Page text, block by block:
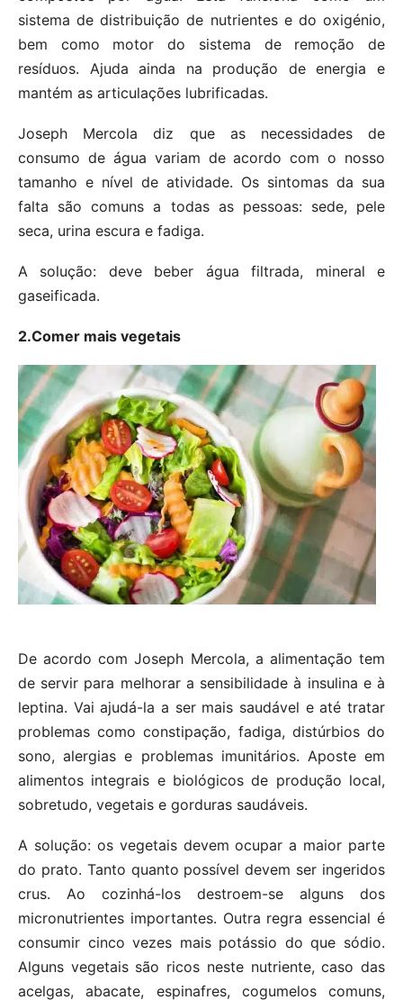
sistema de distribuição de nutrientes e do oxigénio,
bem como motor do sistema de remoção de
resíduos. Ajuda ainda na produção de energia e
mantém as articulações lubrificadas.
Joseph Mercola diz que as necessidades de
consumo de água variam de acordo com o nosso
tamanho e nível de atividade. Os sintomas da sua
falta são comuns a todas as pessoas: sede, pele
seca, urina escura e fadiga.
A solução: deve beber água filtrada, mineral e
gaseificada.
2.Comer mais vegetais
De acordo com Joseph Mercola, a alimentação tem
de servir para melhorar a sensibilidade à insulina e à
leptina. Vai ajudá-la a ser mais saudável e até tratar
problemas como constipação, fadiga, distúrbios do
sono, alergias e problemas imunitários. Aposte em
alimentos integrais e biológicos de produção local,
sobretudo, vegetais e gorduras saudáveis.
A solução: os vegetais devem ocupar a maior parte
do prato. Tanto quanto possível devem ser ingeridos
crus. Ao cozinhá-los destroem-se alguns dos
micronutrientes importantes. Outra regra essencial é
consumir cinco vezes mais potássio do que sódio.
Alguns vegetais são ricos neste nutriente, caso das
acelgas, abacate, espinafres, cogumelos comuns,